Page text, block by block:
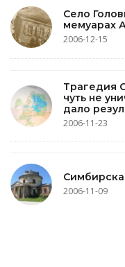
Село
мемуарах
2006-12-15
Трагедия
чуть не
дало
2006-11-23
2006-11-09